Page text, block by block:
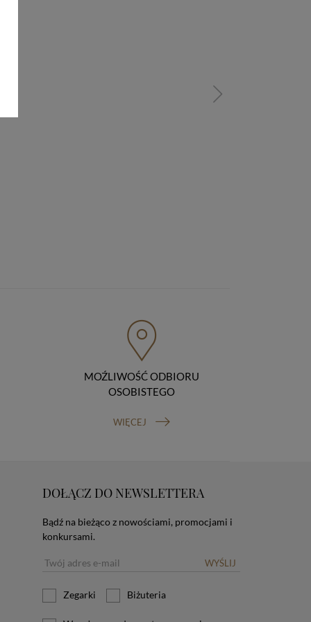
MOŹLIWOŚĆ ODBIORU
OSOBISTEGO
WIĘCEJ
DOŁĄCZ DO NEWSLETTERA
Bądź na bieżąco z nowościami, promocjami i
konkursami.
WYŚLIJ
Zegarki Biżuteria